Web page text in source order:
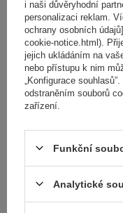
i naši důvěryhodní
personalizaci reklam.
ochrany osobních
cookie-notice.html).
jejich ukládáním na
nebo přístupu k nim
„Konfigurace
odstraněním souborů
zařízení.
Funkční
Analytické